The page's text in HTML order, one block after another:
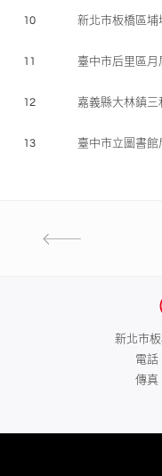
10 新北市板橋區埔
11 臺中市后里區月
12 嘉義縣大林鎮三
13 臺中市立圖書館
新北市
電話
傳真